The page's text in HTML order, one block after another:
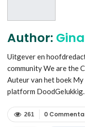
Author:
Uitgever en
community We are the
Auteur van het boek
platform DoodGelukkig.
0
261